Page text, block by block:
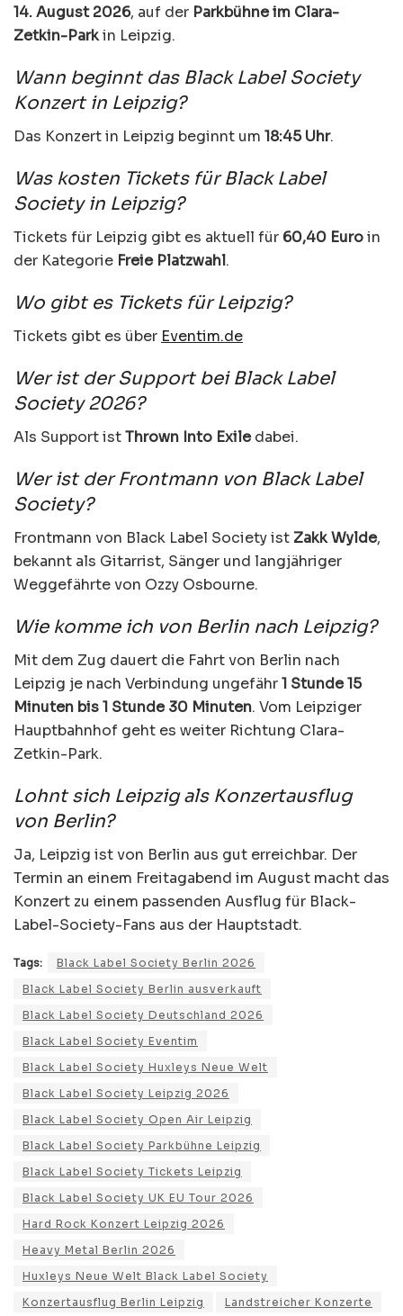
14. August 2026, auf der Parkbühne im Clara-
Zetkin-Parkin Leipzig.
Wann beginnt das Black Label Society
Konzert in Leipzig?
Das Konzert in Leipzig beginnt um 18:45 Uhr.
Was kosten Tickets für Black Label
Society in Leipzig?
Tickets für Leipzig gibt es aktuell für 60,40 Euroin
der Kategorie Freie Platzwahl.
Wo gibt es Tickets für Leipzig?
Tickets gibt es über Eventim.de
Wer ist der Support bei Black Label
Society 2026?
Als Support istThrown Into Exiledabei.
Wer ist der Frontmann von Black Label
Society?
Frontmann von Black Label Society ist Zakk Wylde,
bekannt als Gitarrist, Sänger und langjähriger
Weggefährte von Ozzy Osbourne.
Wie komme ich von Berlin nach Leipzig?
Mit dem Zug dauert die Fahrt von Berlin nach
Leipzig je nach Verbindung ungefähr1 Stunde 15
Minuten bis 1 Stunde 30 Minuten. Vom Leipziger
Hauptbahnhof geht es weiter Richtung Clara-
Zetkin-Park.
Lohnt sich Leipzig als Konzertausflug
von Berlin?
Ja, Leipzig ist von Berlin aus gut erreichbar. Der
Termin an einem Freitagabend im August macht das
Konzert zu einem passenden Ausflug für Black-
Label-Society-Fans aus der Hauptstadt.
Tags:
Black Label Society Berlin 2026
Black Label Society Berlin ausverkauft
Black Label Society Deutschland 2026
Black Label Society Eventim
Black Label Society Huxleys Neue Welt
Black Label Society Leipzig 2026
Black Label Society Open Air Leipzig
Black Label Society Parkbühne Leipzig
Black Label Society Tickets Leipzig
Black Label Society UK EU Tour 2026
Hard Rock Konzert Leipzig 2026
Heavy Metal Berlin 2026
Huxleys Neue Welt Black Label Society
Konzertausflug Berlin Leipzig
Landstreicher Konzerte